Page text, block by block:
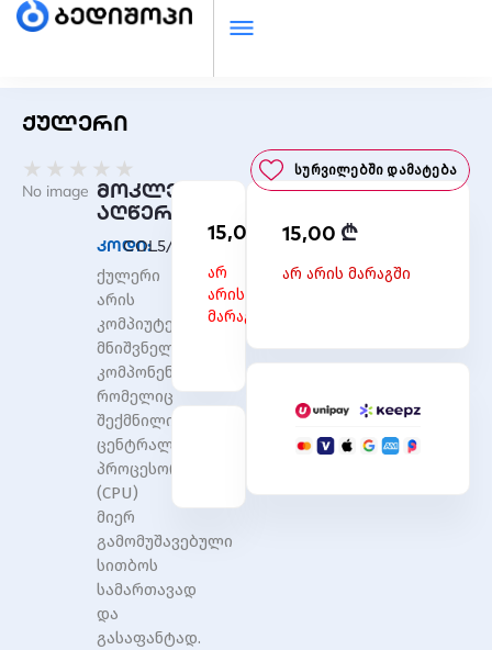
ქულერი
★ ★ ★ ★ ★
0
out
5
Სურვილებში Დამატება
No image მოკლე
აღწერა
კოდი:COL5/60mm
ქულერი
არის
კომპიუტერის
მნიშვნელოვანი
კომპონენტი,
რომელიც
შექმნილია
ცენტრალური
პროცესორის
(CPU)
მიერ
გამომუშავებული
სითბოს
სამართავად
და
გასაფანტად.
15,00
არ
არის
მარაგში
15,00 ₾
არ არის მარაგში